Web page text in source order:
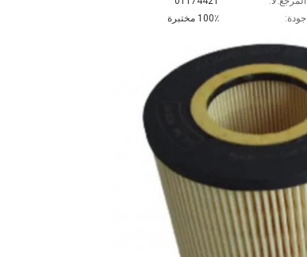
جودة:
100٪ مختبرة